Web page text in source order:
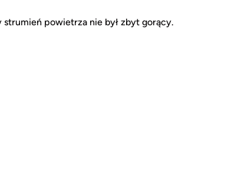
strumień powietrza nie był zbyt gorący.